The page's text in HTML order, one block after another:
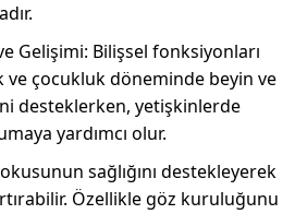
Gelişimi: Bilişsel fonksiyonları
ve çocukluk döneminde beyin ve
desteklerken, yetişkinlerde
yardımcı olur.
sağlığını destekleyerek
Özellikle göz kuruluğunu